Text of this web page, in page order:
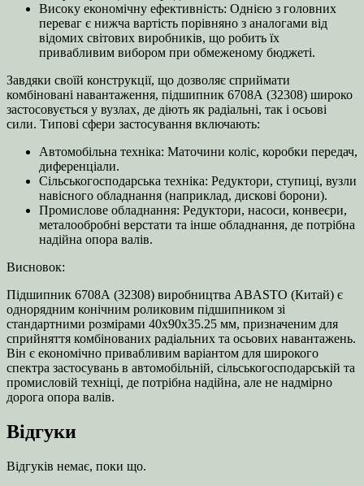
Високу економічну ефективність: Однією з головних
переваг є нижча вартість порівняно з аналогами від
відомих світових виробників, що робить їх
привабливим вибором при обмеженому бюджеті.
Завдяки своїй конструкції, що дозволяє сприймати
комбіновані навантаження, підшипник 6708А (32308) широко
застосовується у вузлах, де діють як радіальні, так і осьові
сили. Типові сфери застосування включають:
Автомобільна техніка: Маточини коліс, коробки передач,
диференціали.
Сільськогосподарська техніка: Редуктори, ступиці, вузли
навісного обладнання (наприклад, дискові борони).
Промислове обладнання: Редуктори, насоси, конвеєри,
металообробні верстати та інше обладнання, де потрібна
надійна опора валів.
Висновок:
Підшипник 6708А (32308) виробництва ABASTO (Китай) є
однорядним конічним роликовим підшипником зі
стандартними розмірами 40x90x35.25 мм, призначеним для
сприйняття комбінованих радіальних та осьових навантажень.
Він є економічно привабливим варіантом для широкого
спектра застосувань в автомобільній, сільськогосподарській та
промисловій техніці, де потрібна надійна, але не надмірно
дорога опора валів.
Відгуки
Відгуків немає, поки що.